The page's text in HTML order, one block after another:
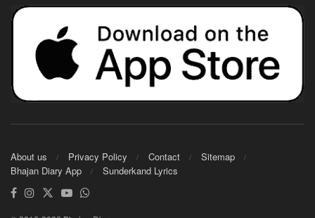
About us Privacy Policy Contact
Sitemap
Bhajan Diary App
Sunderkand Lyrics